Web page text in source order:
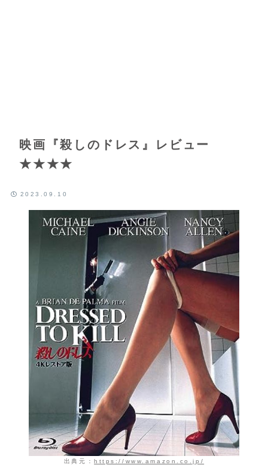
映画『殺しのドレス』レビュー
★★★★
2023.09.10
出典元：https://www.amazon.co.jp/